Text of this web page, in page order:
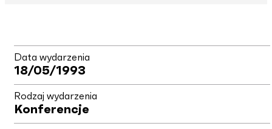
Data wydarzenia
18/05/1993
Rodzaj wydarzenia
Konferencje